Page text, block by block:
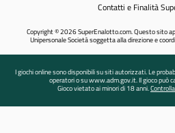
Contatti e Finalità
Copyright © 2026 SuperEnalotto.com. Questo sito
Unipersonale Società soggetta alla direzione e
I giochi online sono disponibili su siti autorizzati. Le
operatori o su www.adm.gov.it. Il gioco può
Gioco vietato ai minori di 18 anni.